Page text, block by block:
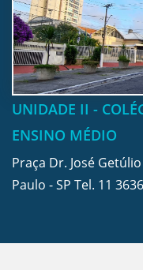
UNIDADE II -
ENSINO MÉDIO
Praça Dr. José
Paulo - SP Tel. 11